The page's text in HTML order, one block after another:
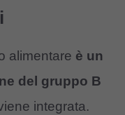
alimentare è un
del gruppo B
integrata.